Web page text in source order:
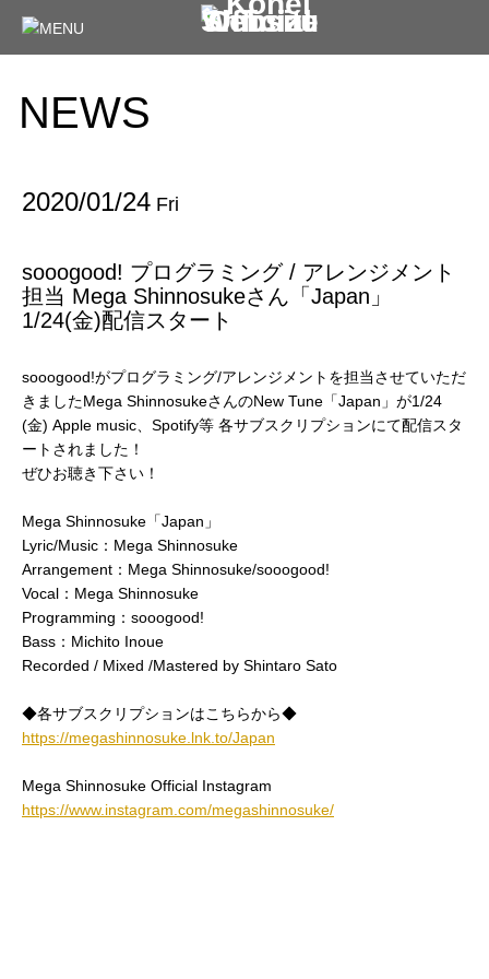
NEWS
2020/01/24 Fri
sooogood! プログラミング / アレンジメント
担当 Mega Shinnosukeさん「Japan」
1/24(金)配信スタート
sooogood!がプログラミング/アレンジメントを担当させていただ
きましたMega ShinnosukeさんのNew Tune「Japan」が1/24
(金) Apple music、Spotify等 各サブスクリプションにて配信スタ
ートされました！
ぜひお聴き下さい！
Mega Shinnosuke「Japan」
Lyric/Music：Mega Shinnosuke
Arrangement：Mega Shinnosuke/sooogood!
Vocal：Mega Shinnosuke
Programming：sooogood!
Bass：Michito Inoue
Recorded / Mixed /Mastered by Shintaro Sato
◆各サブスクリプションはこちらから◆
https://megashinnosuke.lnk.to/Japan
Mega Shinnosuke Official Instagram
https://www.instagram.com/megashinnosuke/